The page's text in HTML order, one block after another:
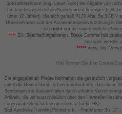
Spezialitätentaxe (sog. Lauer-Taxe) bei Abgabe von
Lasten der gesetzlichen Krankenversicherungen (z.B.
unter 12 Jahren), die sich gemäß §129 Abs. 5a SGB V
Unternehmens und der Arzneimittelpreisverordnung in
sich nicht um die unverbindliche
****BK: Beschaffungskosten. Diese Summe fällt
bezogen werden
*****verw. bis:
Hier können Sie Ihre Cookie-
Die angegebenen Preise beinhalten die gesetzlich
innerhalb Deutschlands ist versandkostenfrei bei einem
Sendungen ins Ausland fallen durch erhöhte
Artikeln, die wir ausschließlich über den Hersteller
sogenannte Beschaffungskosten an (siehe BK).
Bad Apotheke Henning Fichter e.K. - Frankfurter Str. 27 -